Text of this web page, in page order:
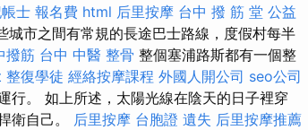
士 報名費 html 后里按摩 台中 撥 筋 堂 公益
城市之間有常規的長途巴士路線，度假村每半
撥筋 台中 中醫 整骨 整個塞浦路斯都有一個整
整復學徒 經絡按摩課程 外國人開公司 seo公司
行。 如上所述，太陽光線在陰天的日子裡穿
衛自己。 后里按摩 台胞證 遺失 后里按摩推薦